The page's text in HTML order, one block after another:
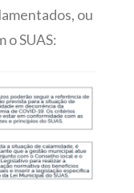
ou
o SUAS: